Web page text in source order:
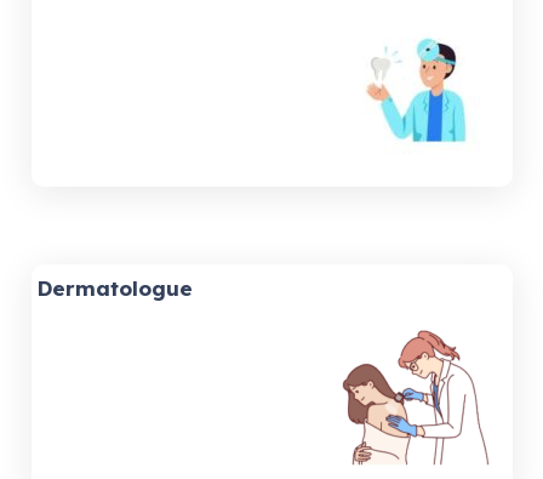
Dermatologue